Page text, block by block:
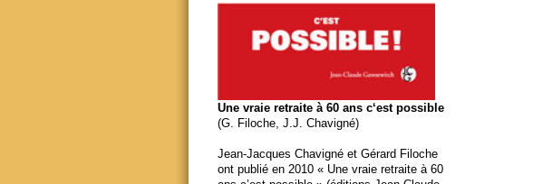
Une vraie retraite à 60 ans c‘est possible
(G. Filoche, J.J. Chavigné)
Jean-Jacques Chavigné et Gérard Filoche
ont publié en 2010 « Une vraie retraite à 60